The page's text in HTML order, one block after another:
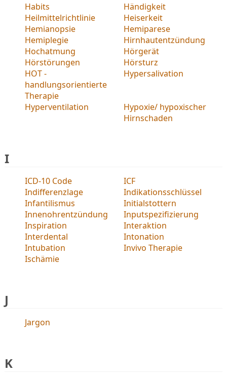
Habits
Händigkeit
Heilmittelrichtlinie
Heiserkeit
Hemianopsie
Hemiparese
Hemiplegie
Hirnhautentzündung
Hochatmung
Hörgerät
Hörstörungen
Hörsturz
HOT -
handlungsorientierte
Therapie
Hypersalivation
Hyperventilation
Hypoxie/ hypoxischer
Hirnschaden
I
ICD-10 Code
ICF
Indifferenzlage
Indikationsschlüssel
Infantilismus
Initialstottern
Innenohrentzündung
Inputspezifizierung
Inspiration
Interaktion
Interdental
Intonation
Intubation
Invivo Therapie
Ischämie
J
Jargon
K